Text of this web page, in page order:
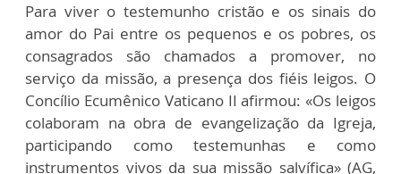
Para viver o testemunho cristão e os sinais do
amor do Pai entre os pequenos e os pobres, os
consagrados são chamados a promover, no
serviço da missão, a presença dos fiéis leigos. O
Concílio Ecumênico Vaticano II afirmou: «Os leigos
colaboram na obra de evangelização da Igreja,
participando como testemunhas e como
instrumentos vivos da sua missão salvífica» (AG,